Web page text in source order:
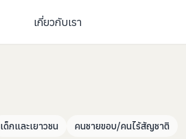
เกี่ยวกับเรา
เด็กและเยาวชน คนชายขอบ/คนไร้สัญชาติ